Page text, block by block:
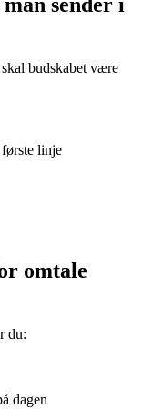
skal budskabet være
linje
omtale
du:
dagen